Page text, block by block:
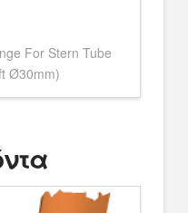
For Stern Tube
Ø30mm)